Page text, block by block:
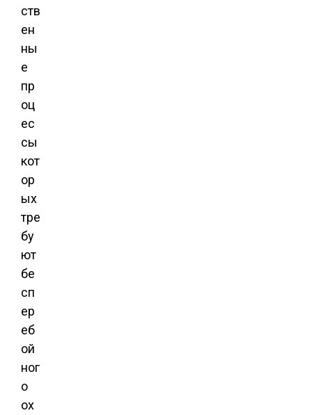
ств
ен
ны
е
пр
оц
ес
сы
кот
ор
ых
тре
бу
ют
бе
сп
ер
еб
ой
ног
о
ох